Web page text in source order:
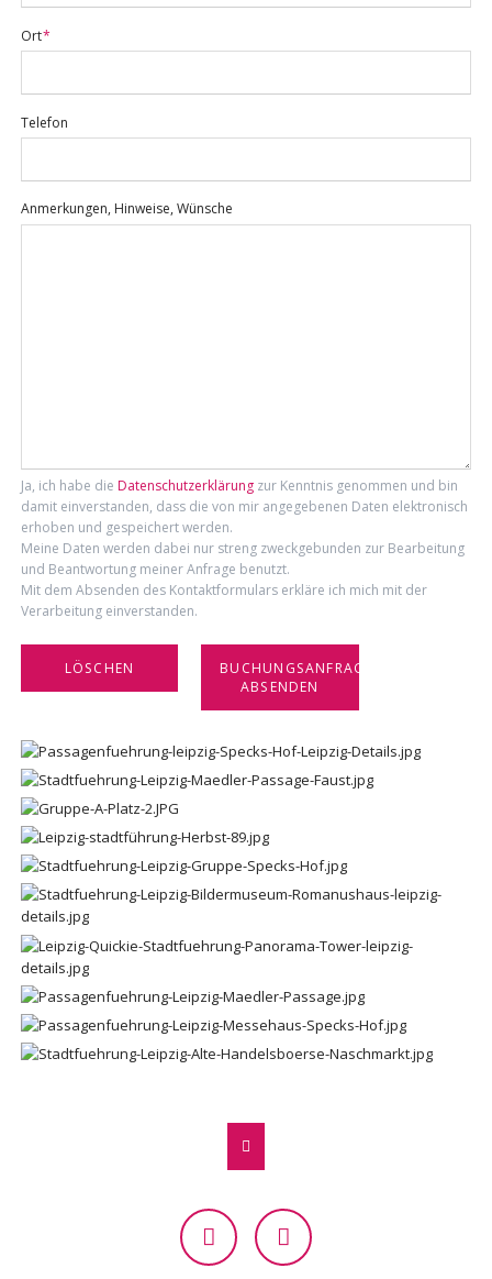
Pflichtfeld
Ort*
Telefon
Anmerkungen, Hinweise, Wünsche
Ja, ich habe die Datenschutzerklärungzur Kenntnis genommen und bin
damit einverstanden, dass die von mir angegebenen Daten elektronisch
erhoben und gespeichert werden.
Meine Daten werden dabei nur streng zweckgebunden zur Bearbeitung
und Beantwortung meiner Anfrage benutzt.
Mit dem Absenden des Kontaktformulars erkläre ich mich mit der
Verarbeitung einverstanden.
BUCHUNGSANFRAGE
ABSENDEN